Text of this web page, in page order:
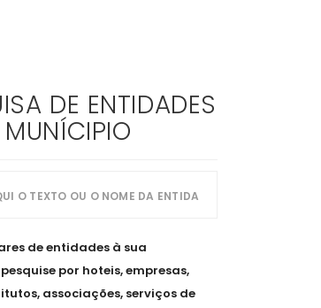
DE ENTIDADES
MUNÍCIPIO
de entidades à sua
por hoteis, empresas,
associações, serviços de